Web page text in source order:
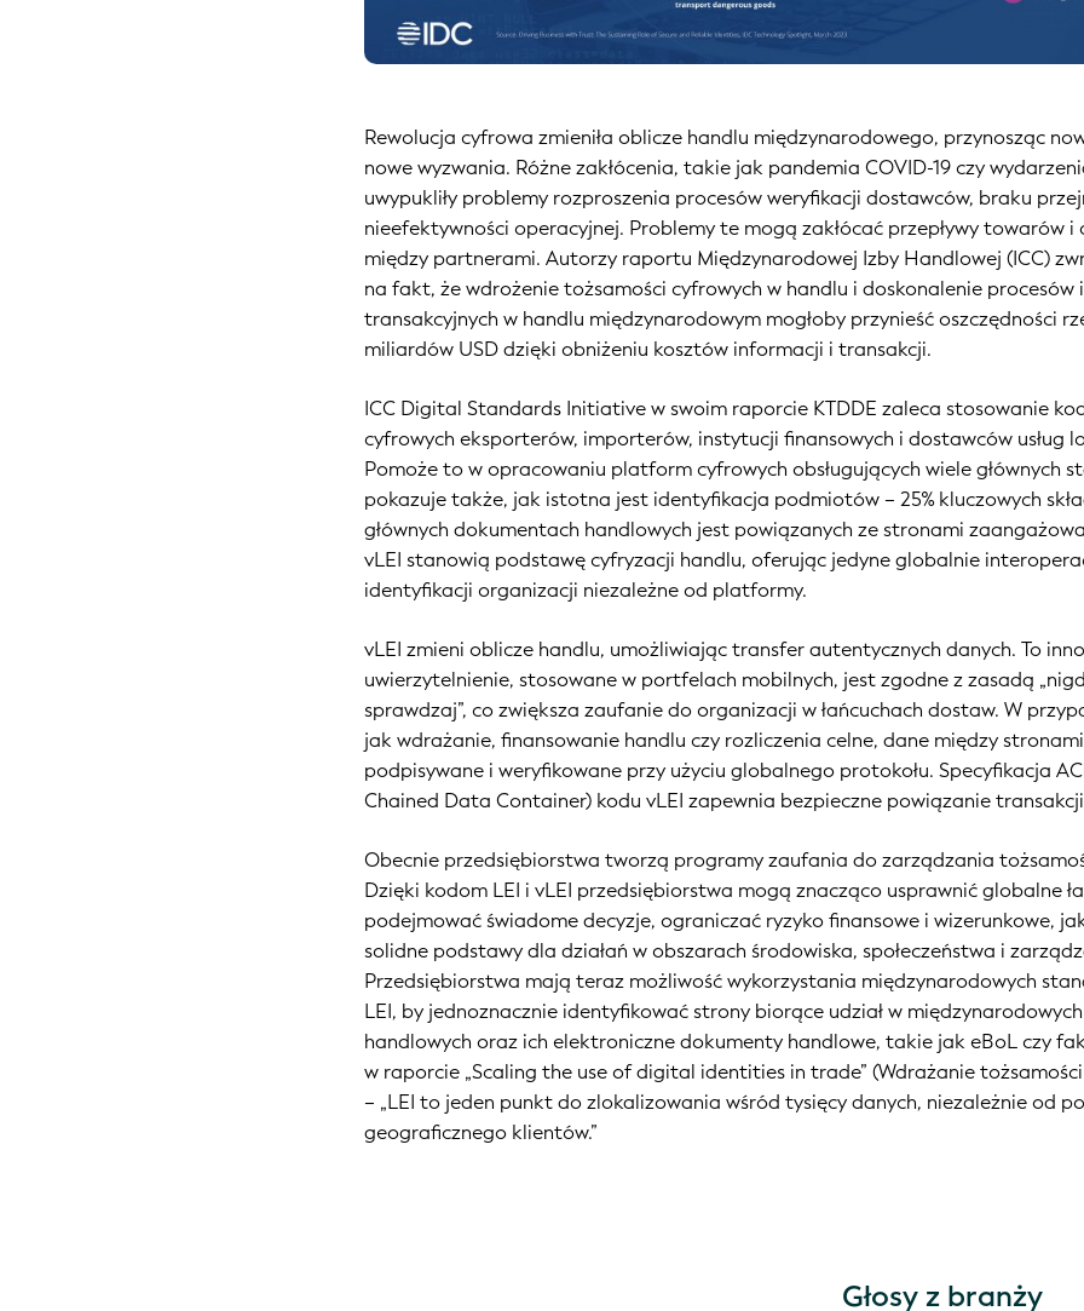
Rewolucja cyfrowa zmieniła oblicze handlu międzynarodowego, przynosząc
nowe wyzwania. Różne zakłócenia, takie jak pandemia COVID-19 czy
uwypukliły problemy rozproszenia procesów weryfikacji dostawców, braku
nieefektywności operacyjnej. Problemy te mogą zakłócać przepływy towarów i
między partnerami. Autorzy raportu Międzynarodowej Izby Handlowej (ICC)
na fakt, że wdrożenie tożsamości cyfrowych w handlu i doskonalenie procesów
transakcyjnych w handlu międzynarodowym mogłoby przynieść oszczędności
miliardów USD dzięki obniżeniu kosztów informacji i transakcji.
ICC Digital Standards Initiative w swoim raporcie KTDDE zaleca stosowanie
cyfrowych eksporterów, importerów, instytucji finansowych i dostawców usług
Pomoże to w opracowaniu platform cyfrowych obsługujących wiele głównych
pokazuje także, jak istotna jest identyfikacja podmiotów – 25% kluczowych
głównych dokumentach handlowych jest powiązanych ze stronami
vLEI stanowią podstawę cyfryzacji handlu, oferując jedyne globalnie
identyfikacji organizacji niezależne od platformy.
vLEI zmieni oblicze handlu, umożliwiając transfer autentycznych danych. To
uwierzytelnienie, stosowane w portfelach mobilnych, jest zgodne z zasadą
sprawdzaj”, co zwiększa zaufanie do organizacji w łańcuchach dostaw. W
jak wdrażanie, finansowanie handlu czy rozliczenia celne, dane między
podpisywane i weryfikowane przy użyciu globalnego protokołu. Specyfikacja
Chained Data Container) kodu vLEI zapewnia bezpieczne powiązanie
Obecnie przedsiębiorstwa tworzą programy zaufania do zarządzania
Dzięki kodom LEI i vLEI przedsiębiorstwa mogą znacząco usprawnić globalne
podejmować świadome decyzje, ograniczać ryzyko finansowe i wizerunkowe,
solidne podstawy dla działań w obszarach środowiska, społeczeństwa i
Przedsiębiorstwa mają teraz możliwość wykorzystania międzynarodowych
LEI, by jednoznacznie identyfikować strony biorące udział w
handlowych oraz ich elektroniczne dokumenty handlowe, takie jak eBoL czy
w raporcie „Scaling the use of digital identities in trade” (Wdrażanie
– „LEI to jeden punkt do zlokalizowania wśród tysięcy danych, niezależnie od
geograficznego klientów.”
Głosy z branży